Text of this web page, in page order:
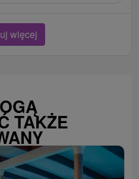
więcej
TAKŻE